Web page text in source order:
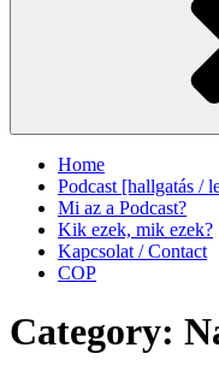
Home
Podcast [hallgatás /
Mi az a Podcast?
Kik ezek, mik ezek?
Kapcsolat / Contact
COP
Category: